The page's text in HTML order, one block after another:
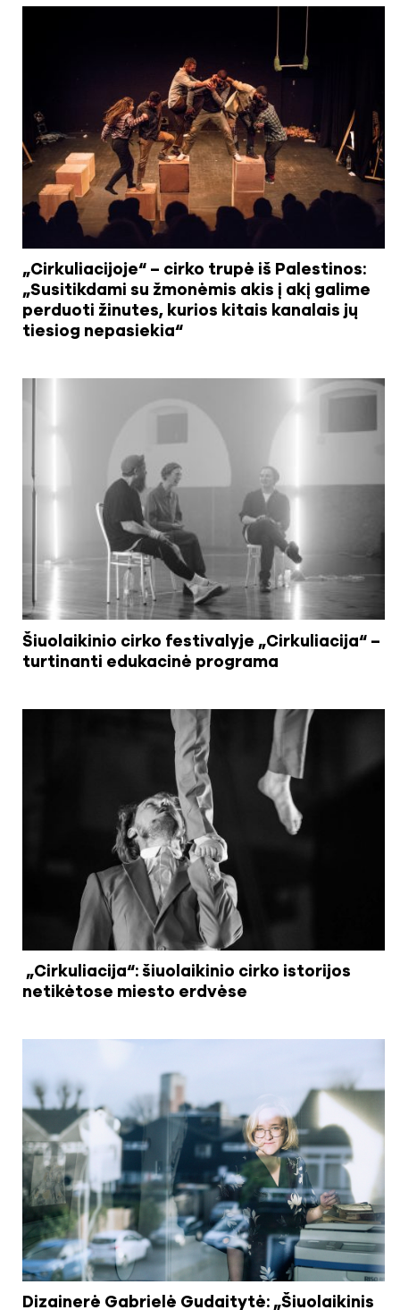
„Cirkuliacijoje“ – cirko trupė iš Palestinos:
„Susitikdami su žmonėmis akis į akį galime
perduoti žinutes, kurios kitais kanalais jų
tiesiog nepasiekia“
Šiuolaikinio cirko festivalyje „Cirkuliacija“ –
turtinanti edukacinė programa
„Cirkuliacija“: šiuolaikinio cirko istorijos
netikėtose miesto erdvėse
Dizainerė Gabrielė Gudaitytė: „Šiuolaikinis